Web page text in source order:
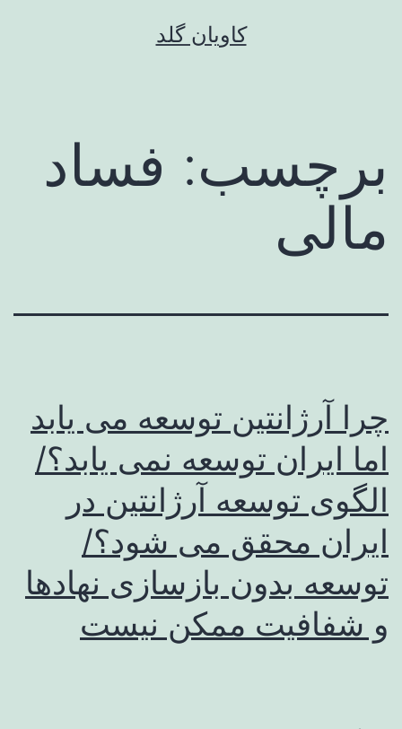
کاویان گلد
برچسب: فساد
مالی
چرا آرژانتین توسعه می یابد
اما ایران توسعه نمی یابد؟/
الگوی توسعه آرژانتین در
ایران محقق می شود؟/
توسعه بدون بازسازی نهادها
و شفافیت ممکن نیست